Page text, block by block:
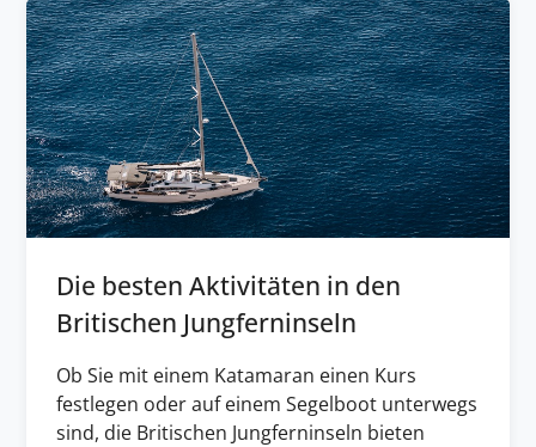
Die besten Aktivitäten in den
Britischen Jungferninseln
Ob Sie mit einem Katamaran einen Kurs
festlegen oder auf einem Segelboot unterwegs
sind, die Britischen Jungferninseln bieten